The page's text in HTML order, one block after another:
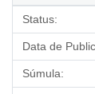
Status:
Data de
Súmula: